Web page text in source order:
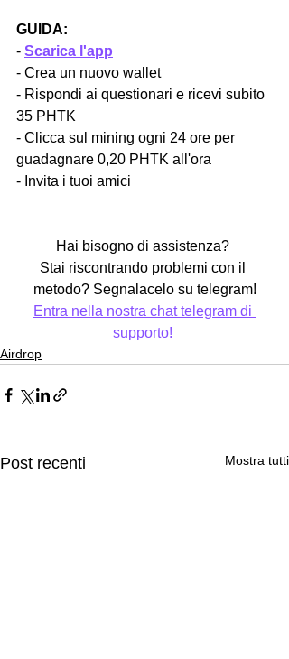
GUIDA:
- Scarica l'app
- Crea un nuovo wallet
- Rispondi ai questionari e ricevi subito
35 PHTK
- Clicca sul mining ogni 24 ore per
guadagnare 0,20 PHTK all'ora
- Invita i tuoi amici
Hai bisogno di assistenza?
Stai riscontrando problemi con il
metodo? Segnalacelo su telegram!
Entra nella nostra chat telegram di
supporto!
Airdrop
Post recenti Mostra tutti